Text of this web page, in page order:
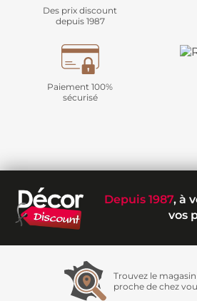
Des prix discount
depuis 1987
Paiement 100%
sécurisé
Depuis 1987, à
vos
Trouvez le
proche de chez